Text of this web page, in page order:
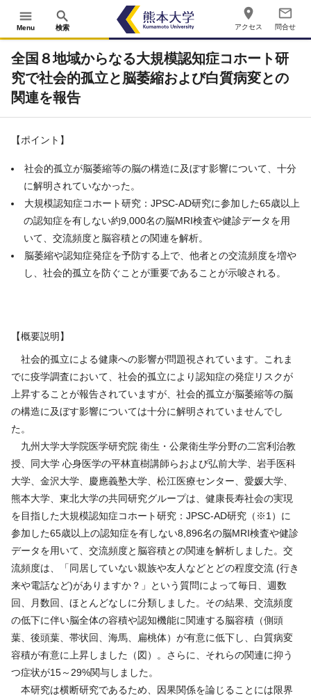
menu
Menu
search
検索
place
アクセス
mail_outline
問合せ
全国８地域からなる大規模認知症コホート研
究で社会的孤立と脳萎縮および白質病変との
関連を報告
【ポイント】
社会的孤立が脳萎縮等の脳の構造に及ぼす影響について、十分
に解明されていなかった。
大規模認知症コホート研究：JPSC-AD研究に参加した65歳以上
の認知症を有しない約9,000名の脳MRI検査や健診データを用
いて、交流頻度と脳容積との関連を解析。
脳萎縮や認知症発症を予防する上で、他者との交流頻度を増や
し、社会的孤立を防ぐことが重要であることが示唆される。
【概要説明】
社会的孤立による健康への影響が問題視されています。これま
でに疫学調査において、社会的孤立により認知症の発症リスクが
上昇することが報告されていますが、社会的孤立が脳萎縮等の脳
の構造に及ぼす影響については十分に解明されていませんでし
た。
九州大学大学院医学研究院 衛生・公衆衛生学分野の二宮利治教
授、同大学 心身医学の平林直樹講師らおよび弘前大学、岩手医科
大学、金沢大学、慶應義塾大学、松江医療センター、愛媛大学、
熊本大学、東北大学の共同研究グループは、健康長寿社会の実現
を目指した大規模認知症コホート研究：JPSC-AD研究（※1）に
参加した65歳以上の認知症を有しない8,896名の脳MRI検査や健診
データを用いて、交流頻度と脳容積との関連を解析しました。交
流頻度は、「同居していない親族や友人などとどの程度交流 (行き
来や電話など)がありますか？」という質問によって毎日、週数
回、月数回、ほとんどなしに分類しました。その結果、交流頻度
の低下に伴い脳全体の容積や認知機能に関連する脳容積（側頭
葉、後頭葉、帯状回、海馬、扁桃体）が有意に低下し、白質病変
容積が有意に上昇しました（図）。さらに、それらの関連に抑う
つ症状が15～29%関与しました。
本研究は横断研究であるため、因果関係を論じることには限界